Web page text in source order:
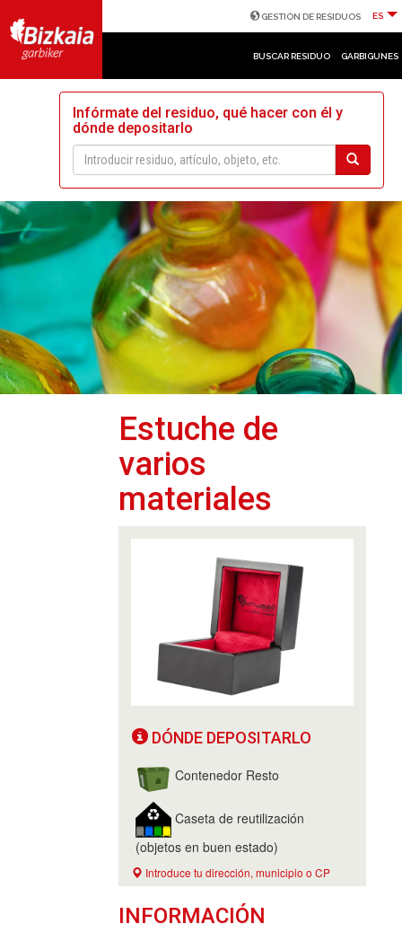
GESTIÓN DE RESIDUOS ES
BUSCAR RESIDUO GARBIGUNES
Infórmate del residuo, qué hacer con él y
dónde depositarlo
Estuche de
varios
materiales
DÓNDE DEPOSITARLO
Contenedor Resto
Caseta de reutilización
(objetos en buen estado)
Introduce tu dirección, municipio o CP
INFORMACIÓN